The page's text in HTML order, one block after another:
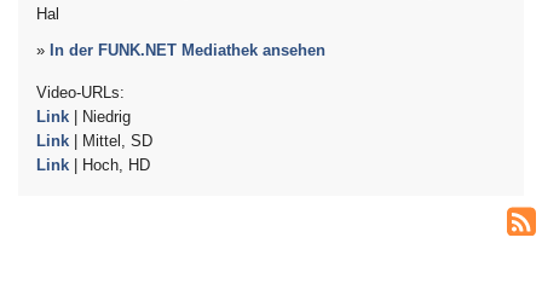
Hal
» In der FUNK.NET Mediathek ansehen
Video-URLs:
Link | Niedrig
Link | Mittel, SD
Link | Hoch, HD